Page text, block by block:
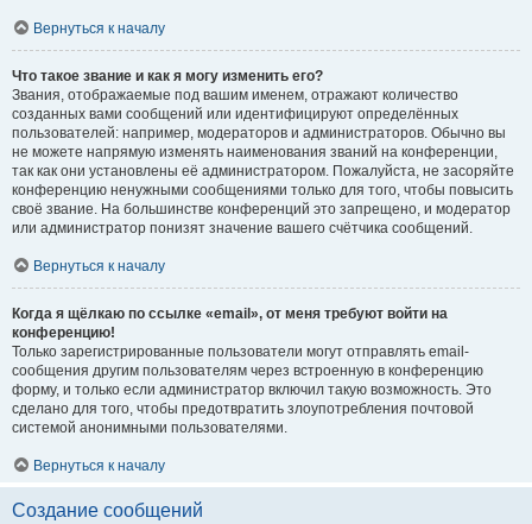
Вернуться к началу
Что такое звание и как я могу изменить его?
Звания, отображаемые под вашим именем, отражают количество
созданных вами сообщений или идентифицируют определённых
пользователей: например, модераторов и администраторов. Обычно вы
не можете напрямую изменять наименования званий на конференции,
так как они установлены её администратором. Пожалуйста, не засоряйте
конференцию ненужными сообщениями только для того, чтобы повысить
своё звание. На большинстве конференций это запрещено, и модератор
или администратор понизят значение вашего счётчика сообщений.
Вернуться к началу
Когда я щёлкаю по ссылке «email», от меня требуют войти на
конференцию!
Только зарегистрированные пользователи могут отправлять email-
сообщения другим пользователям через встроенную в конференцию
форму, и только если администратор включил такую возможность. Это
сделано для того, чтобы предотвратить злоупотребления почтовой
системой анонимными пользователями.
Вернуться к началу
Создание сообщений